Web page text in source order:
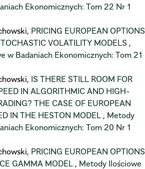
Ekonomicznych: Tom 22 Nr 1
PRICING EUROPEAN OPTIONS
VOLATILITY MODELS,
w Badaniach Ekonomicznych: Tom 21
IS THERE STILL ROOM FOR
IN ALGORITHMIC AND HIGH-
THE CASE OF EUROPEAN
IN THE HESTON MODEL, Metody
Ekonomicznych: Tom 20 Nr 1
PRICING EUROPEAN OPTIONS
GAMMA MODEL, Metody Ilościowe